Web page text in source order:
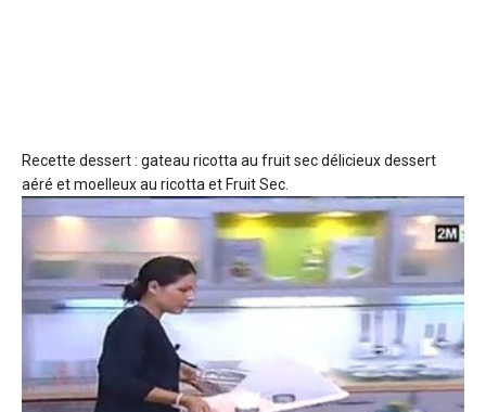
Recette dessert : gateau ricotta au fruit secdélicieux dessert
aéré et moelleux au ricotta et Fruit Sec.